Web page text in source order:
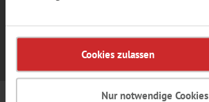
Cookies zulassen
Nur notwendige Cookies